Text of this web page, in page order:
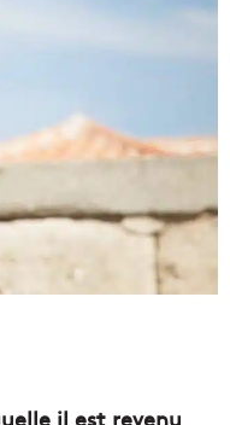
il est revenu